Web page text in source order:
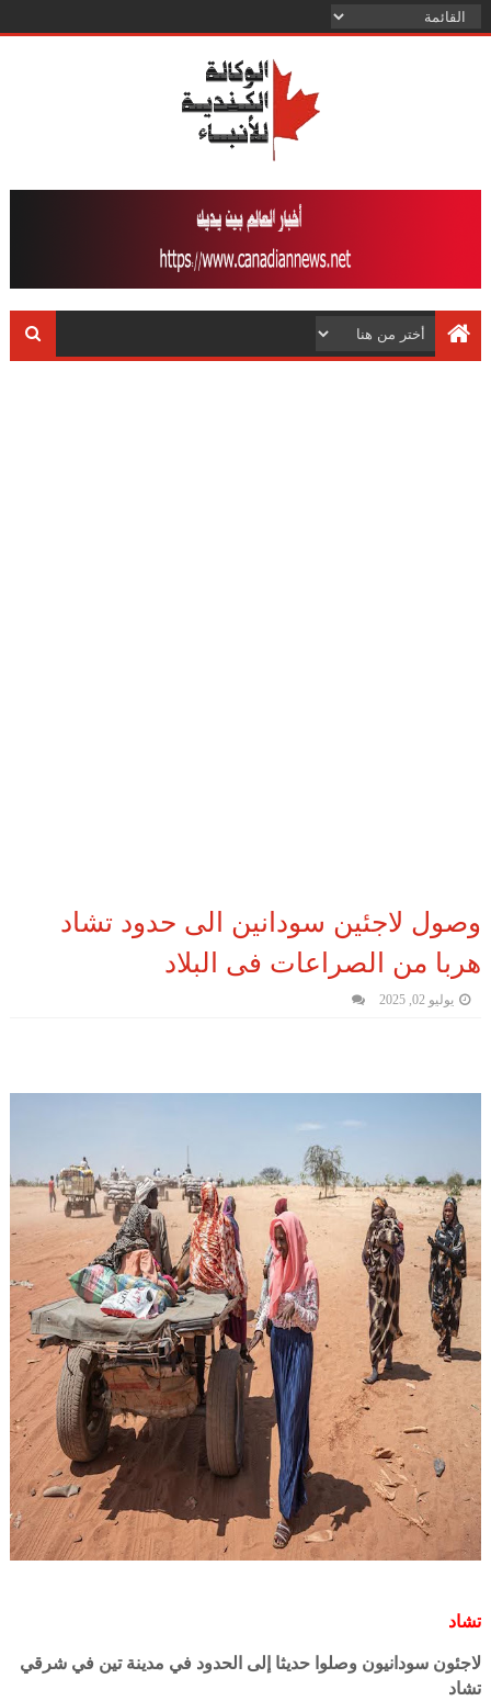
وصول لاجئين سودانين الى حدود تشاد
هربا من الصراعات فى البلاد
يوليو 02, 2025
تشاد
لاجئون سودانيون وصلوا حديثا إلى الحدود في مدينة تين في شرقي
تشاد